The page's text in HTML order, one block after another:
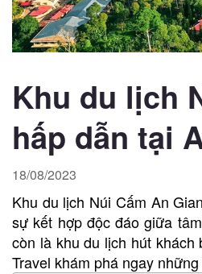
Khu du lịch
hấp dẫn tại
18/08/2023
Khu du lịch Núi Cấm An
sự kết hợp độc đáo giữa
còn là khu du lịch hút
Travel khám phá ngay